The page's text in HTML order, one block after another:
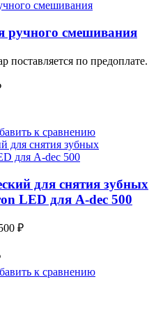
ручного смешивания
поставляется по предоплате.
к сравнению
для снятия зубных
LED для A-dec 500
₽
к сравнению